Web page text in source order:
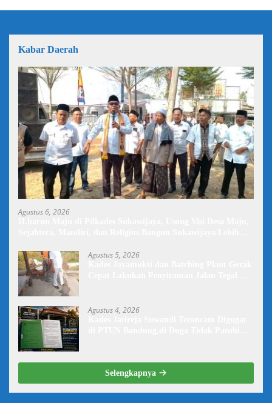
Kabar Daerah
Agustus 6, 2026
Agustus 5, 2026
Agustus 4, 2026
Selengkapnya